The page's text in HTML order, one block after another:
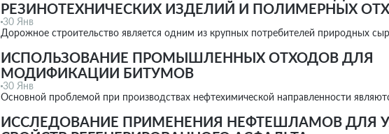
РЕЗИНОТЕХНИЧЕСКИХ ИЗДЕЛИЙ И ПОЛИМЕРНЫХ
30 Янв
Дорожное строительство является одним из крупных потребителей природных
ИСПОЛЬЗОВАНИЕ ПРОМЫШЛЕННЫХ ОТХОДОВ ДЛЯ
МОДИФИКАЦИИ БИТУМОВ
30 Янв
Основной проблемой при производствах нефтехимической направленности
ИССЛЕДОВАНИЕ ПРИМЕНЕНИЯ НЕФТЕШЛАМОВ ДЛЯ